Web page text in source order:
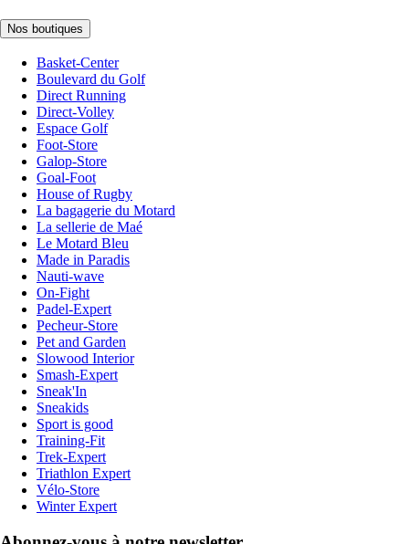
Nos boutiques
Basket-Center
Boulevard du Golf
Direct Running
Direct-Volley
Espace Golf
Foot-Store
Galop-Store
Goal-Foot
House of Rugby
La bagagerie du Motard
La sellerie de Maé
Le Motard Bleu
Made in Paradis
Nauti-wave
On-Fight
Padel-Expert
Pecheur-Store
Pet and Garden
Slowood Interior
Smash-Expert
Sneak'In
Sneakids
Sport is good
Training-Fit
Trek-Expert
Triathlon Expert
Vélo-Store
Winter Expert